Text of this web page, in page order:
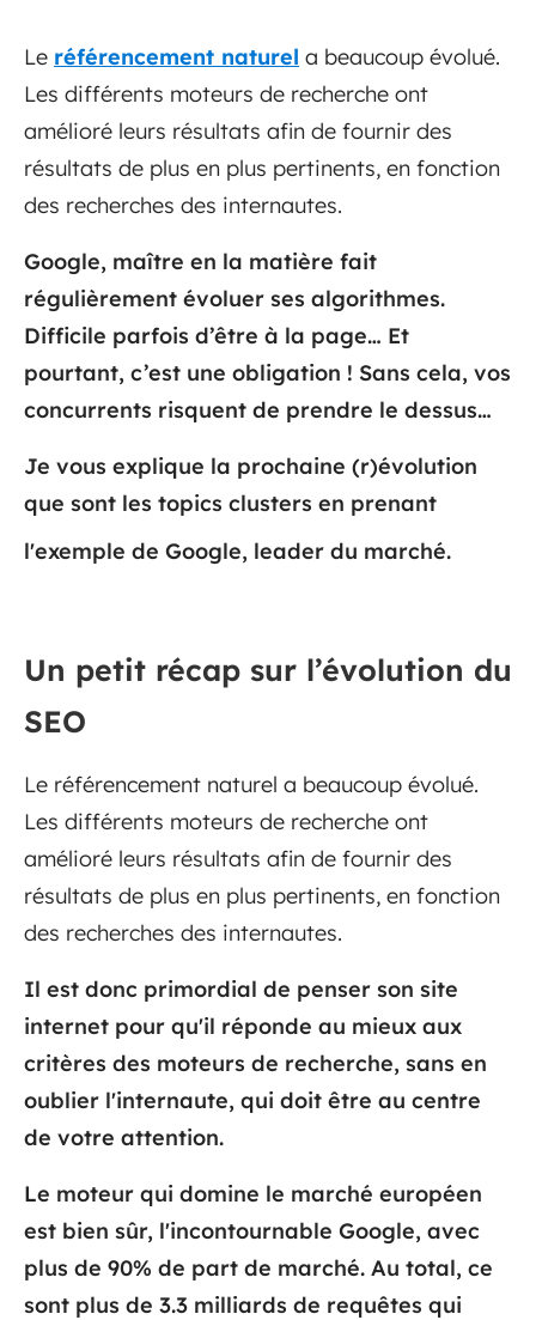
Le référencement naturel a beaucoup évolué.
Les différents moteurs de recherche ont
amélioré leurs résultats afin de fournir des
résultats de plus en plus pertinents, en fonction
des recherches des internautes.
Google, maître en la matière fait
régulièrement évoluer ses algorithmes.
Difficile parfois d’être à la page… Et
pourtant, c’est une obligation ! Sans cela, vos
concurrents risquent de prendre le dessus…
Je vous explique la prochaine (r)évolution
que sont les topics clusters en prenant
l'exemple de Google, leader du marché.
Un petit récap sur l’évolution du
SEO
Le référencement naturel a beaucoup évolué.
Les différents moteurs de recherche ont
amélioré leurs résultats afin de fournir des
résultats de plus en plus pertinents, en fonction
des recherches des internautes.
Il est donc primordial de penser son site
internet pour qu'il réponde au mieux aux
critères des moteurs de recherche, sans en
oublier l'internaute, qui doit être au centre
de votre attention.
Le moteur qui domine le marché européen
est bien sûr, l'incontournable Google, avec
plus de 90% de part de marché. Au total, ce
sont plus de 3.3 milliards de requêtes qui